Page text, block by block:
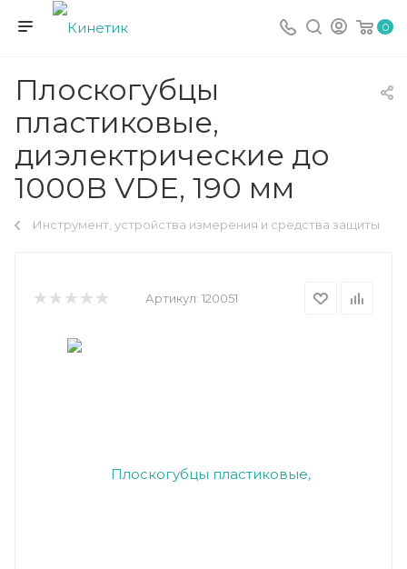
0
Плоскогубцы
пластиковые,
диэлектрические до
1000В VDE, 190 мм
Инструмент, устройства измерения и средства защиты
Артикул: 120051